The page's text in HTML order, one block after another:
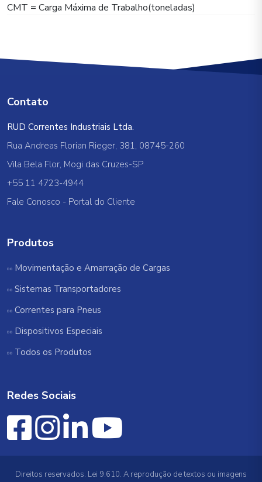
CMT = Carga Máxima de Trabalho(toneladas)
Contato
RUD Correntes Industriais Ltda.
Rua Andreas Florian Rieger, 381, 08745-260
Vila Bela Flor, Mogi das Cruzes-SP
+55 11 4723-4944
Fale Conosco - Portal do Cliente
Produtos
Movimentação e Amarração de Cargas
Sistemas Transportadores
Correntes para Pneus
Dispositivos Especiais
Todos os Produtos
Redes Sociais
Direitos reservados. Lei 9.610. A reprodução de textos ou imagens